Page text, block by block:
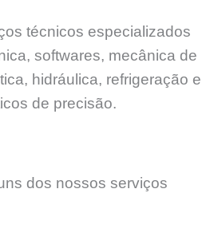
técnicos especializados
softwares, mecânica de
hidráulica, refrigeração e
de precisão.
dos nossos serviços